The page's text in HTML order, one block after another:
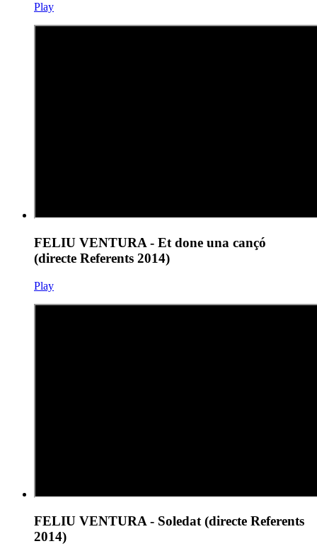
Play
FELIU VENTURA - Et done una cançó
(directe Referents 2014)
Play
FELIU VENTURA - Soledat (directe Referents
2014)